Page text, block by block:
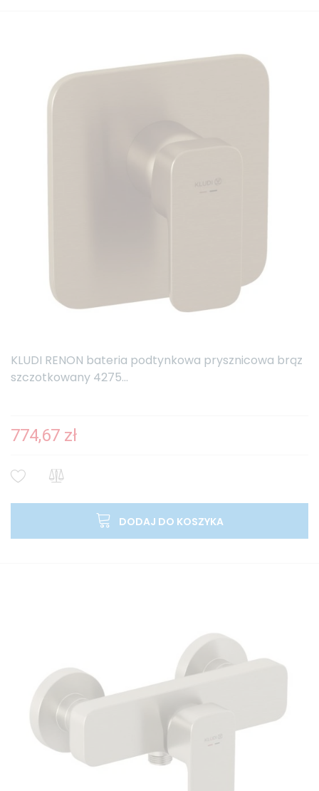
KLUDI RENON bateria podtynkowa prysznicowa brąz
szczotkowany 4275...
774,67 zł
DODAJ DO KOSZYKA